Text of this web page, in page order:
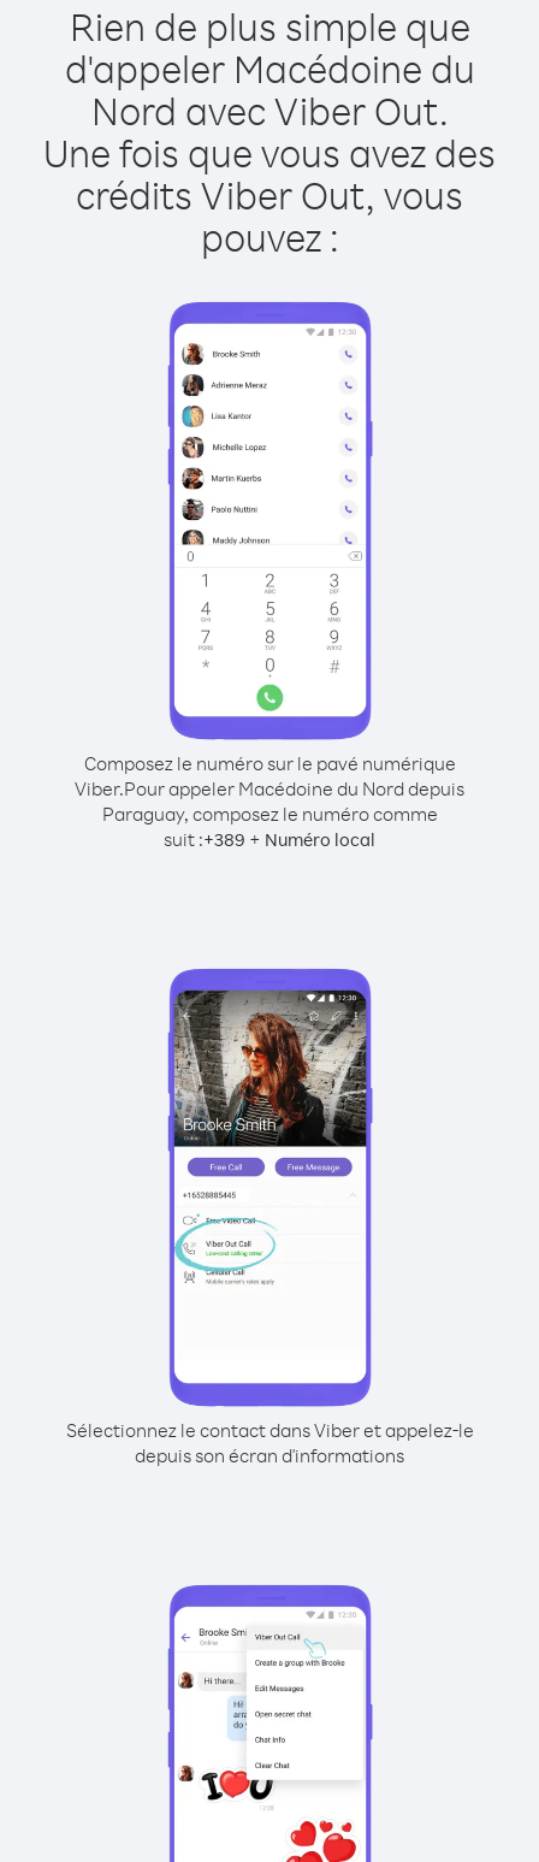
Rien de plus simple que
d'appeler Macédoine du
Nord avec Viber Out.
Une fois que vous avez des
crédits Viber Out, vous
pouvez :
Composez le numéro sur le pavé numérique
Viber.Pour appeler Macédoine du Nord depuis
Paraguay, composez le numéro comme
suit :+389 + Numéro local
Sélectionnez le contact dans Viber et appelez-le
depuis son écran d'informations